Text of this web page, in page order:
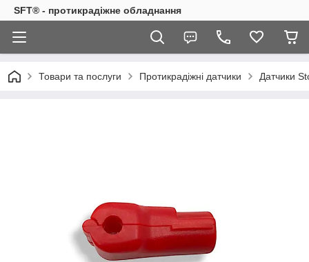
SFT® - протикрадіжне обладнання
Товари та послуги Протикрадіжні датчики Датчики